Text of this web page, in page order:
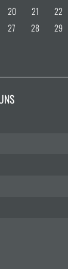
20 21 22
27 28 29